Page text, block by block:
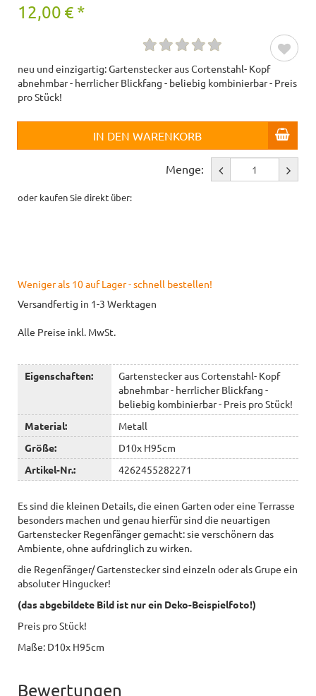
12,00 € *
neu und einzigartig: Gartenstecker aus Cortenstahl- Kopf
abnehmbar - herrlicher Blickfang - beliebig kombinierbar - Preis
pro Stück!
IN DEN WARENKORB
Menge:
oder kaufen Sie direkt über:
Weniger als 10 auf Lager - schnell bestellen!
Versandfertig in 1-3 Werktagen
Alle Preise inkl. MwSt.
Eigenschaften:
Gartenstecker aus Cortenstahl- Kopf
abnehmbar - herrlicher Blickfang -
beliebig kombinierbar - Preis pro Stück!
Material:
Metall
Größe:
D10x H95cm
Artikel-Nr.:
4262455282271
Es sind die kleinen Details, die einen Garten oder eine Terrasse
besonders machen und genau hierfür sind die neuartigen
Gartenstecker Regenfänger gemacht: sie verschönern das
Ambiente, ohne aufdringlich zu wirken.
die Regenfänger/ Gartenstecker sind einzeln oder als Grupe ein
absoluter Hingucker!
(das abgebildete Bild ist nur ein Deko-Beispielfoto!)
Preis pro Stück!
Maße: D10x H95cm
Bewertungen